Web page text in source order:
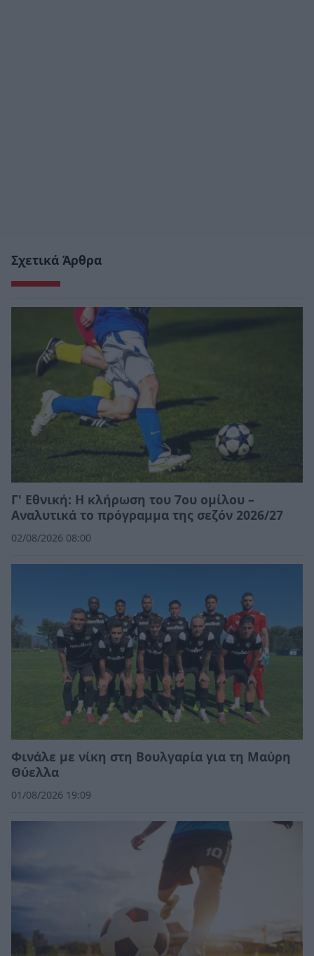
Σχετικά Άρθρα
Γ' Εθνική: Η κλήρωση του 7ου ομίλου –
Αναλυτικά το πρόγραμμα της σεζόν 2026/27
02/08/2026 08:00
Φινάλε με νίκη στη Βουλγαρία για τη Μαύρη
Θύελλα
01/08/2026 19:09